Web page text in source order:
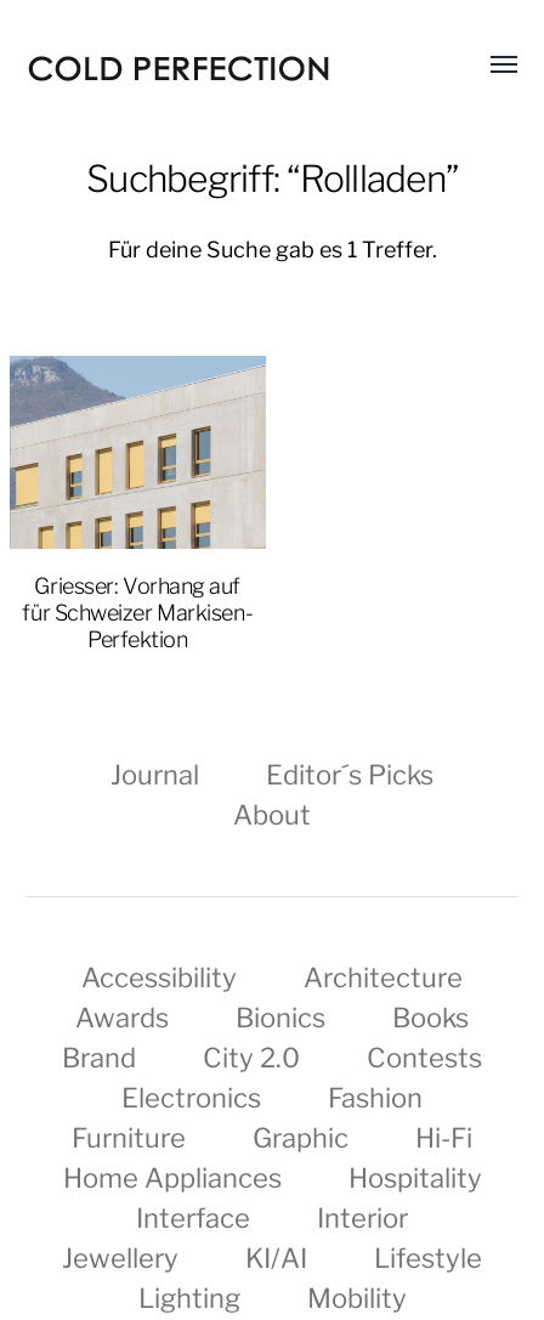
Menü
Suchbegriff: “Rollladen”
Für deine Suche gab es 1 Treffer.
Griesser: Vorhang auf
für Schweizer Markisen-
Perfektion
Journal
Editor´s Picks
About
Accessibility
Architecture
Awards
Bionics
Books
Brand
City 2.0
Contests
Electronics
Fashion
Furniture
Graphic
Hi-Fi
Home Appliances
Hospitality
Interface
Interior
Jewellery
KI/AI
Lifestyle
Lighting
Mobility